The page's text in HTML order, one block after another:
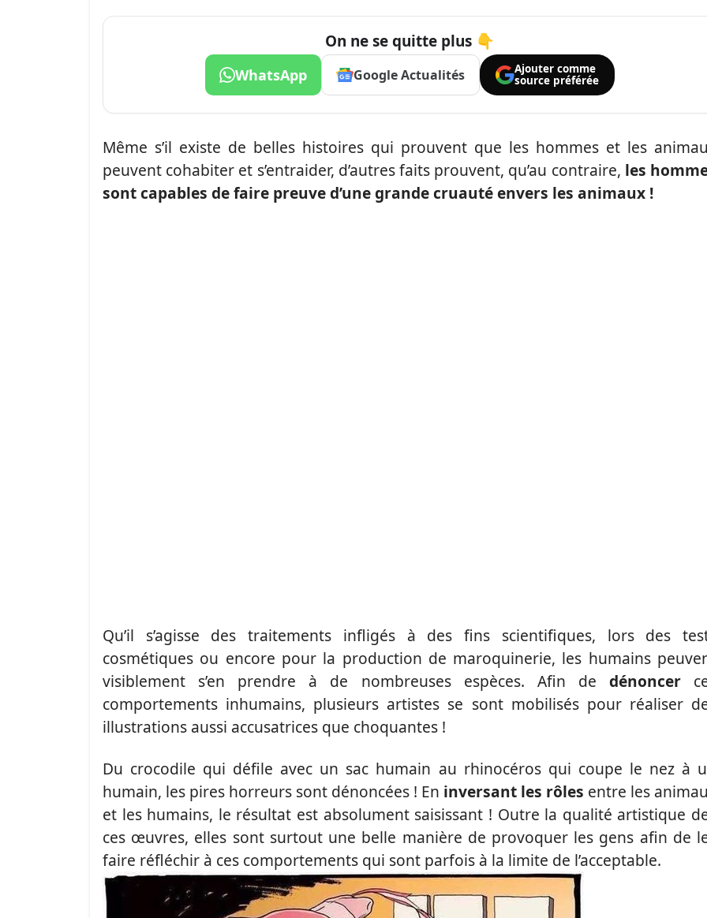
On ne se quitte plus 👇
WhatsApp Google Actualités
Ajouter comme
source préférée
Même s’il existe de belles histoires qui prouvent que les hommes et les
peuvent cohabiter et s’entraider, d’autres faits prouvent, qu’au contraire, les
sont capables de faire preuve d’une grande cruauté envers les animaux !
Qu’il s’agisse des traitements infligés à des fins scientifiques, lors des
cosmétiques ou encore pour la production de maroquinerie, les humains
visiblement s’en prendre à de nombreuses espèces. Afin de dénoncer
comportements inhumains, plusieurs artistes se sont mobilisés pour réaliser
illustrations aussi accusatrices que choquantes !
Du crocodile qui défile avec un sac humain au rhinocéros qui coupe le nez à
humain, les pires horreurs sont dénoncées ! En inversant les rôles entre les
et les humains, le résultat est absolument saisissant ! Outre la qualité artistique
ces œuvres, elles sont surtout une belle manière de provoquer les gens afin de
faire réfléchir à ces comportements qui sont parfois à la limite de l’acceptable.